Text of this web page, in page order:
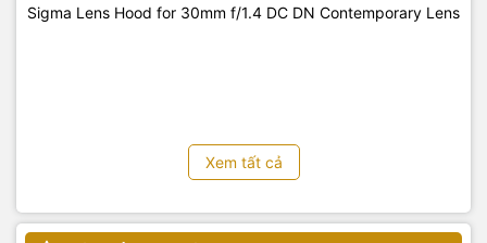
Sigma Lens Hood for 30mm f/1.4 DC DN Contemporary Lens
Xem tất cả